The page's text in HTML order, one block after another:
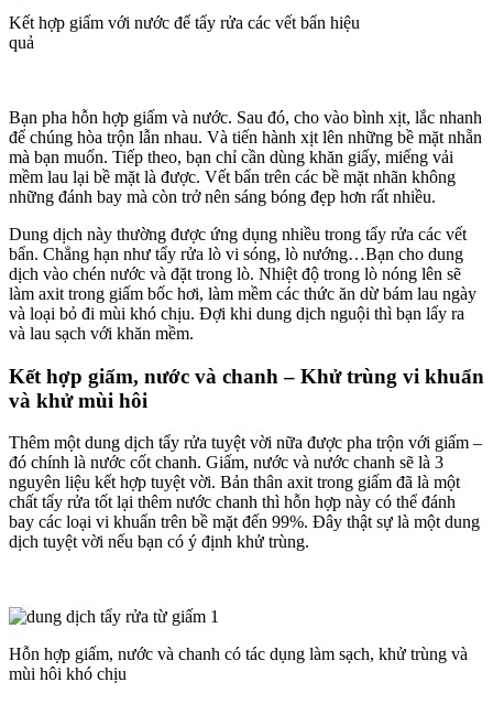
Kết hợp giấm với nước để tẩy rửa các vết bẩn hiệu
quả
Bạn pha hỗn hợp giấm và nước. Sau đó, cho vào bình xịt, lắc nhanh
để chúng hòa trộn lẫn nhau. Và tiến hành xịt lên những bề mặt nhẵn
mà bạn muốn. Tiếp theo, bạn chỉ cần dùng khăn giấy, miếng vải
mềm lau lại bề mặt là được. Vết bẩn trên các bề mặt nhãn không
những đánh bay mà còn trở nên sáng bóng đẹp hơn rất nhiều.
Dung dịch này thường được ứng dụng nhiều trong tẩy rửa các vết
bẩn. Chẳng hạn như tẩy rửa lò vi sóng, lò nướng…Bạn cho dung
dịch vào chén nước và đặt trong lò. Nhiệt độ trong lò nóng lên sẽ
làm axit trong giấm bốc hơi, làm mềm các thức ăn dừ bám lau ngày
và loại bỏ đi mùi khó chịu. Đợi khi dung dịch nguội thì bạn lấy ra
và lau sạch với khăn mềm.
Kết hợp giấm, nước và chanh – Khử trùng vi khuẩn
và khử mùi hôi
Thêm một dung dịch tẩy rửa tuyệt vời nữa được pha trộn với giấm –
đó chính là nước cốt chanh. Giấm, nước và nước chanh sẽ là 3
nguyên liệu kết hợp tuyệt vời. Bản thân axit trong giấm đã là một
chất tẩy rửa tốt lại thêm nước chanh thì hỗn hợp này có thể đánh
bay các loại vi khuẩn trên bề mặt đến 99%. Đây thật sự là một dung
dịch tuyệt vời nếu bạn có ý định khử trùng.
Hỗn hợp giấm, nước và chanh có tác dụng làm sạch, khử trùng và
mùi hôi khó chịu